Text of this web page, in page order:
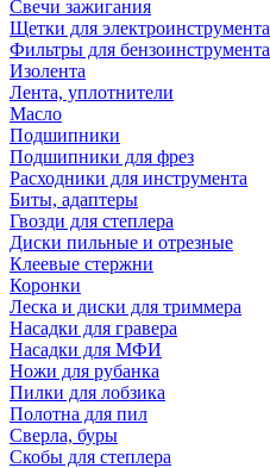
Свечи зажигания
Щетки для электроинструмента
Фильтры для бензоинструмента
Изолента
Лента, уплотнители
Масло
Подшипники
Подшипники для фрез
Расходники для инструмента
Биты, адаптеры
Гвозди для степлера
Диски пильные и отрезные
Клеевые стержни
Коронки
Леска и диски для триммера
Насадки для гравера
Насадки для МФИ
Ножи для рубанка
Пилки для лобзика
Полотна для пил
Сверла, буры
Скобы для степлера